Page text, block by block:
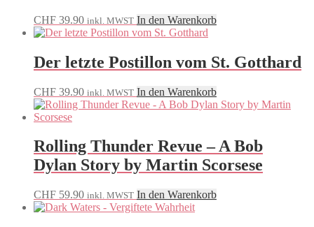
CHF 39.90 inkl. MWST In den Warenkorb
Der letzte Postillon vom St. Gotthard
CHF 39.90 inkl. MWST In den Warenkorb
Rolling Thunder Revue – A Bob
Dylan Story by Martin Scorsese
CHF 59.90 inkl. MWST In den Warenkorb